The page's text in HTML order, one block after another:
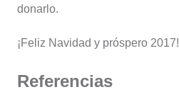
donarlo.
¡Feliz Navidad y próspero 2017!
Referencias